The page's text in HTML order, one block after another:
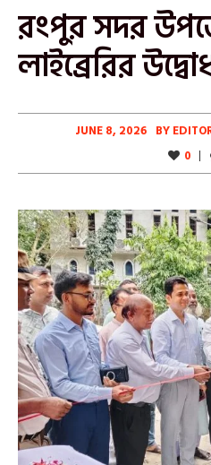
রংপুর সদর
লাইব্রেরির
JUNE 8, 2026 BY
0